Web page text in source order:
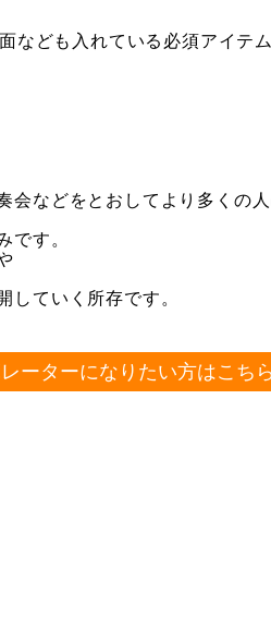
ども入れている必須アイテム
会などをとおしてより多くの
です。
していく所存です。
ーターになりたい方はこち